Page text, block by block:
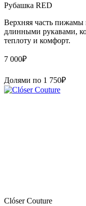
Рубашка RED
Верхняя часть
длинными рукавами,
теплоту и комфорт.
7 000₽
Долями по 1 750₽
Clóser Couture